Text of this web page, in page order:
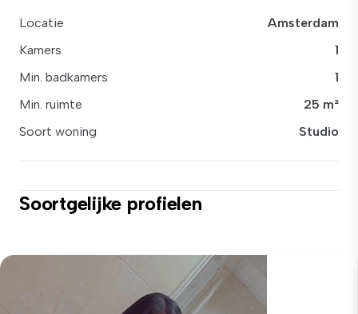
Locatie
Amsterdam
Kamers
1
Min. badkamers
1
Min. ruimte
25 m²
Soort woning
Studio
Soortgelijke profielen